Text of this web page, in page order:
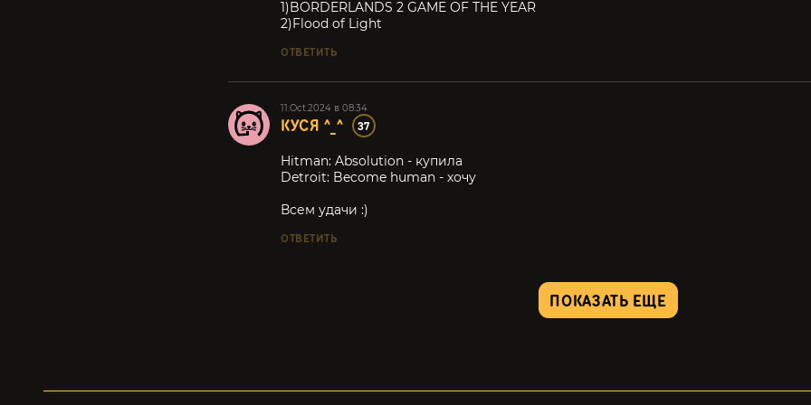
1)BORDERLANDS 2 GAME OF THE YEAR
2)Flood of Light
ОТВЕТИТЬ
11.Oct.2024 в 08:34
КУСЯ ^_^ 37
Hitman: Absolution - купила
Detroit: Become human - хочу
Всем удачи :)
ОТВЕТИТЬ
ПОКАЗАТЬ ЕЩЕ